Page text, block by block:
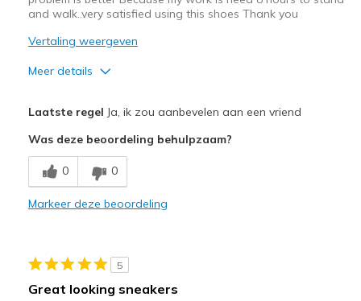
de
page_id
bezoeken.
and walk..very satisfied using this shoes Thank you
Vertaling weergeven
Meer details
Breathe Well
Comfortable
Wear Out Quickly
Laatste regel Ja, ik zou aanbevelen aan een vriend
Was deze beoordeling behulpzaam?
0 0
Markeer deze beoordeling
5
Great looking sneakers